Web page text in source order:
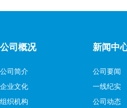
公司概况
公司简介
企业文化
组织机构
新闻中
公司要闻
一线纪实
公司动态